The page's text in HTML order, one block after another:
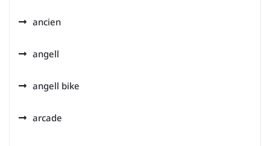
ancien
angell
angell bike
arcade